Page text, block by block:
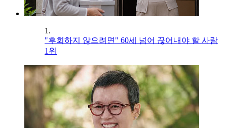
1.
"후회하지 않으려면" 60세 넘어 끊어내야 할 사람
1위